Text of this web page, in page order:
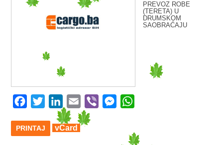
PREVOZ ROBE
(TERETA) U
DRUMSKOM
SAOBRAĆAJU
Facebook
Twitter LinkedIn
Email Viber Messenger
PRINTAJ vCard